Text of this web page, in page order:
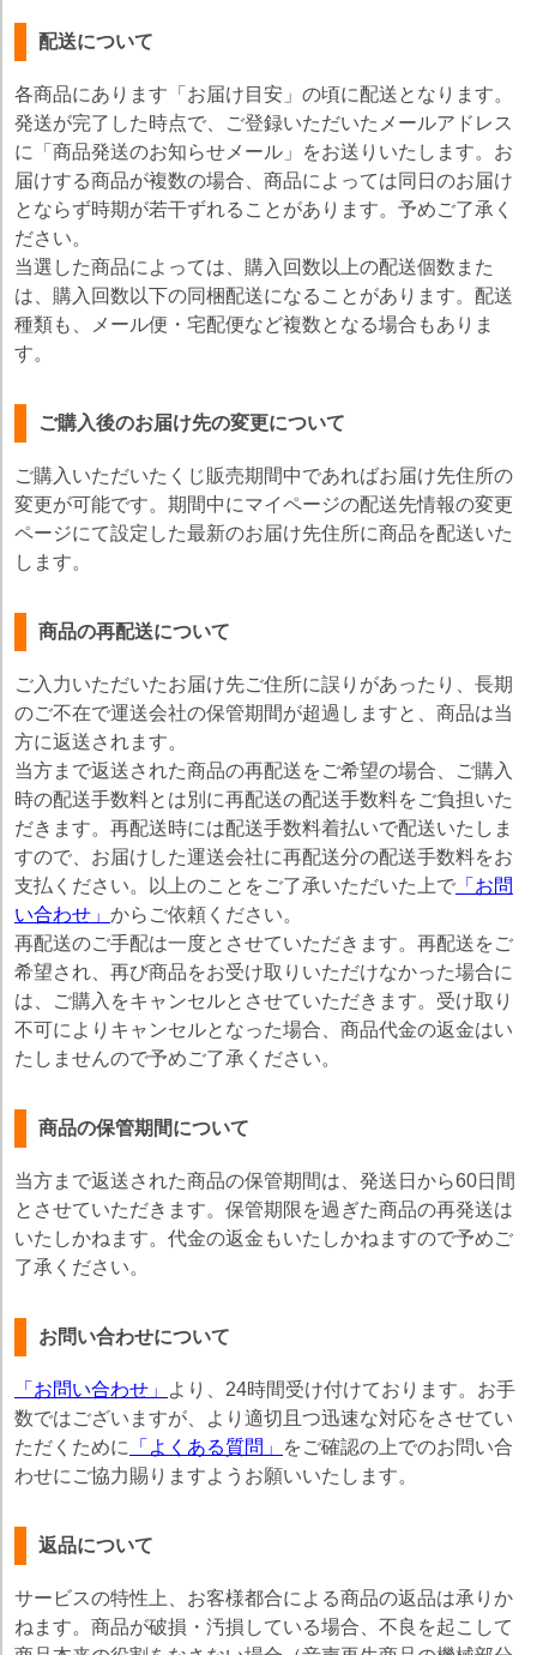
配送について
各商品にあります「お届け目安」の頃に配送となります。
発送が完了した時点で、ご登録いただいたメールアドレス
に「商品発送のお知らせメール」をお送りいたします。お
届けする商品が複数の場合、商品によっては同日のお届け
とならず時期が若干ずれることがあります。予めご了承く
ださい。
当選した商品によっては、購入回数以上の配送個数また
は、購入回数以下の同梱配送になることがあります。配送
種類も、メール便・宅配便など複数となる場合もありま
す。
ご購入後のお届け先の変更について
ご購入いただいたくじ販売期間中であればお届け先住所の
変更が可能です。期間中にマイページの配送先情報の変更
ページにて設定した最新のお届け先住所に商品を配送いた
します。
商品の再配送について
ご入力いただいたお届け先ご住所に誤りがあったり、長期
のご不在で運送会社の保管期間が超過しますと、商品は当
方に返送されます。
当方まで返送された商品の再配送をご希望の場合、ご購入
時の配送手数料とは別に再配送の配送手数料をご負担いた
だきます。再配送時には配送手数料着払いで配送いたしま
すので、お届けした運送会社に再配送分の配送手数料をお
支払ください。以上のことをご了承いただいた上で 「お問
い合わせ」 からご依頼ください。
再配送のご手配は一度とさせていただきます。再配送をご
希望され、再び商品をお受け取りいただけなかった場合に
は、ご購入をキャンセルとさせていただきます。受け取り
不可によりキャンセルとなった場合、商品代金の返金はい
たしませんので予めご了承ください。
商品の保管期間について
当方まで返送された商品の保管期間は、発送日から60日間
とさせていただきます。保管期限を過ぎた商品の再発送は
いたしかねます。代金の返金もいたしかねますので予めご
了承ください。
お問い合わせについて
「お問い合わせ」
より、24時間受け付けております。お手
数ではございますが、より適切且つ迅速な対応をさせてい
ただくために
「よくある質問」
をご確認の上でのお問い合
わせにご協力賜りますようお願いいたします。
返品について
サービスの特性上、お客様都合による商品の返品は承りか
ねます。商品が破損・汚損している場合、不良を起こして